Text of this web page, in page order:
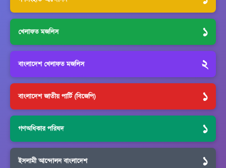
খেলাফত মজলিস ১
বাংলাদেশ খেলাফত মজলিস ২
বাংলাদেশ জাতীয় পার্টি (বিজেপি) ১
গণঅধিকার পরিষদ ১
ইসলামী আন্দোলন বাংলাদেশ ১